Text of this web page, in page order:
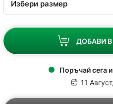
ДОБАВИ
Поръчай сега
11